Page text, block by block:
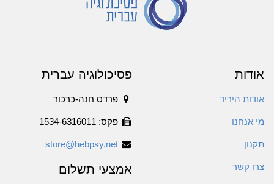
אודות
אודות היריד
מי אנחנו
תקנון
צרו קשר
פסיכולוגיה עברית
פרדס חנה-כרכור
פקס: 1534-6316011
store@hebpsy.net
אמצעי תשלום